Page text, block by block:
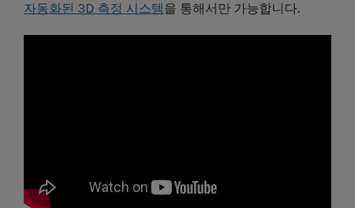
자동화된 3D 측정 시스템을 통해서만 가능합니다.